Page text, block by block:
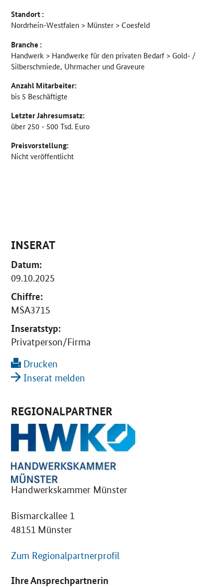
Standort :
Nordrhein-Westfalen > Münster > Coesfeld
Branche :
Handwerk > Handwerke für den privaten Bedarf > Gold- /
Silberschmiede, Uhrmacher und Graveure
Anzahl Mitarbeiter:
bis 5 Beschäftigte
Letzter Jahresumsatz:
über 250 - 500 Tsd. Euro
Preisvorstellung:
Nicht veröffentlicht
INSERAT
Datum:
09.10.2025
Chiffre:
MSA3715
Inseratstyp:
Privatperson/Firma
Drucken
Inserat melden
REGIONALPARTNER
Handwerkskammer Münster
Bismarckallee 1
48151 Münster
Zum Regionalpartnerprofil
Ihre Ansprechpartnerin